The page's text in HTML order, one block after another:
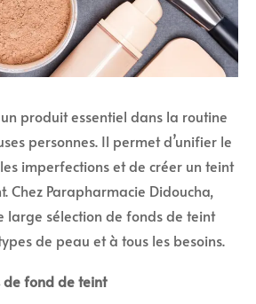
produit essentiel dans la routine
personnes. Il permet d’unifier le
imperfections et de créer un teint
Chez Parapharmacie Didoucha,
large sélection de fonds de teint
de peau et à tous les besoins.
de fond de teint